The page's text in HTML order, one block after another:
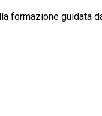
formazione guidata